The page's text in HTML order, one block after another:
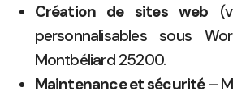
Création de sites web
personnalisables sous
Montbéliard 25200.
Maintenance et sécurité–